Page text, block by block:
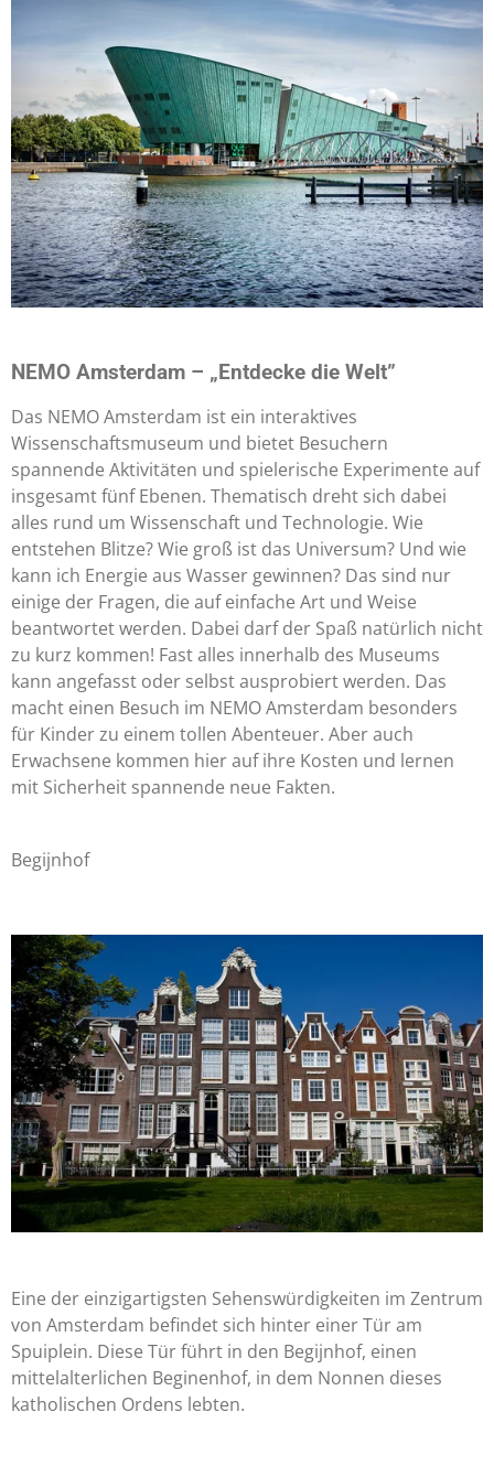
NEMO Amsterdam – „ Entdecke die Welt”
Das NEMO Amsterdam ist ein interaktives
Wissenschaftsmuseum und bietet Besuchern
spannende Aktivitäten und spielerische Experimente auf
insgesamt fünf Ebenen. Thematisch dreht sich dabei
alles rund um Wissenschaft und Technologie. Wie
entstehen Blitze? Wie groß ist das Universum? Und wie
kann ich Energie aus Wasser gewinnen? Das sind nur
einige der Fragen, die auf einfache Art und Weise
beantwortet werden. Dabei darf der Spaß natürlich nicht
zu kurz kommen! Fast alles innerhalb des Museums
kann angefasst oder selbst ausprobiert werden. Das
macht einen Besuch im NEMO Amsterdam besonders
für Kinder zu einem tollen Abenteuer. Aber auch
Erwachsene kommen hier auf ihre Kosten und lernen
mit Sicherheit spannende neue Fakten.
Begijnhof
Eine der einzigartigsten Sehenswürdigkeiten im Zentrum
von Amsterdam befindet sich hinter einer Tür am
Spuiplein. Diese Tür führt in den Begijnhof, einen
mittelalterlichen Beginenhof, in dem Nonnen dieses
katholischen Ordens lebten.